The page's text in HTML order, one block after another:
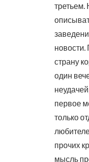
третьем.
новости.
страну
один
первое
только
прочих
мысль